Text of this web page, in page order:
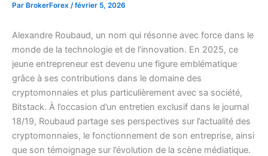
Par BrokerForex /février 5, 2026
Alexandre Roubaud, un nom qui résonne avec force dans le
monde de la technologie et de l’innovation. En 2025, ce
jeune entrepreneur est devenu une figure emblématique
grâce à ses contributions dans le domaine des
cryptomonnaies et plus particulièrement avec sa société,
Bitstack. À l’occasion d’un entretien exclusif dans le journal
18/19, Roubaud partage ses perspectives sur l’actualité des
cryptomonnaies, le fonctionnement de son entreprise, ainsi
que son témoignage sur l’évolution de la scène médiatique.